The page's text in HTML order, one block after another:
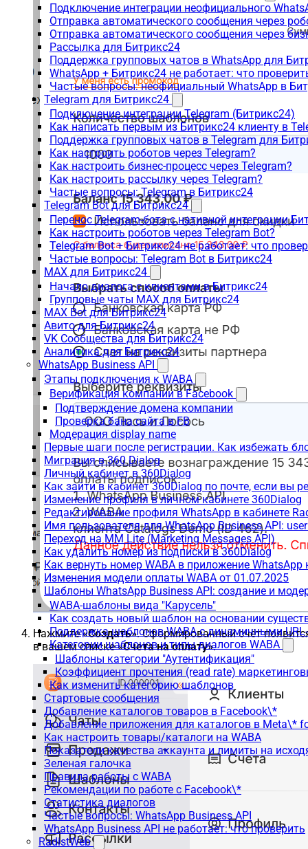
Подключение интеграции неофициального
Отправка автоматического сообщения через
Отправка автоматического сообщения через
Рассылка для Битрикс24
Поддержка групповых чатов в WhatsApp для
WhatsApp + Битрикс24 не работает: что
Частые вопросы: неофициальный WhatsApp в
Telegram для Битрикс24
Подключение интеграции Telegram (Битрикс24)
Как написать первым из Битрикс24 клиенту в
Поддержка групповых чатов в Telegram для
Как настроить роботов через Telegram?
Как настроить бизнес-процесс через Telegram?
Как настроить рассылку через Telegram?
Частые вопросы: Telegram в Битрикс24
Telegram Bot для Битрикс24
Перенос Telegram-бота с нативной интеграции
Как настроить роботов через Telegram Bot?
Telegram Bot + Битрикс24 не работает: что
Частые вопросы: Telegram Bot в Битрикс24
MAX для Битрикс24
Начало диалога с клиентами в Битрикс24
Групповые чаты MAX для Битрикс24
MAX Bot для Битрикс24
Авито для Битрикс24
VK Сообщества для Битрикс24
Аналитика для Битрикс24
WhatsApp Business API
Этапы подключения к WABA
Верификация компании в Facebook
Подтверждение домена компании
Проверка бана сайта в FB
Модерация display name
Первые шаги после регистрации. Как избежать
Миграция в 360 Dialog
Личный кабинет в 360Dialog
Как зайти в кабинет 360Dialog по почте, если вы
Изменение профиля в личном кабинете 360Dialog
Редактирование профиля WhatsApp в кабинете
Имя пользователя для WhatsApp Business API:
Переход на MM Lite (Marketing Messages API)
Как удалить номер из подписки в 360Dialog
Как вернуть номер WABA в приложение WhatsApp
Изменения модели оплаты WABA от 01.07.2025
Шаблоны WhatsApp Business API: создание и
WABA-шаблоны вида "Карусель"
Как создать новый шаблон на основании
Поддержка шаблонов WABA с динамичными
Категории шаблонов и типы диалогов WABA
Шаблоны категории "Аутентификация"
Коэффициент прочтения (read rate)
Как изменить категорию шаблонов
Стартовые сообщения
Добавление каталогов товаров в Facebook\*
Добавление приложения для каталогов в Meta\*
Как настроить товары/каталоги на WABA
Показатели качества аккаунта и лимиты на
Зеленая галочка
Правила работы с WABA
Рекомендации по работе с Facebook\*
Статистика диалогов
Частые вопросы: WhatsApp Business API
WhatsApp Business API не работает: что проверить
RadistWeb
Нажмите«Создать». Сформированный счёт
в вашем списке«Счета на оплату».